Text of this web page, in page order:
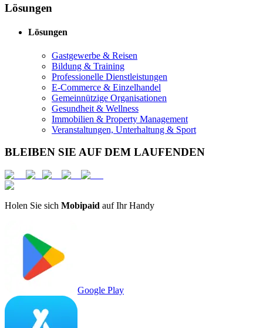
Lösungen
Lösungen
Gastgewerbe & Reisen
Bildung & Training
Professionelle Dienstleistungen
E-Commerce & Einzelhandel
Gemeinnützige Organisationen
Gesundheit & Wellness
Immobilien & Property Management
Veranstaltungen, Unterhaltung & Sport
BLEIBEN SIE AUF DEM LAUFENDEN
Holen Sie sich Mobipaid auf Ihr Handy
Google Play